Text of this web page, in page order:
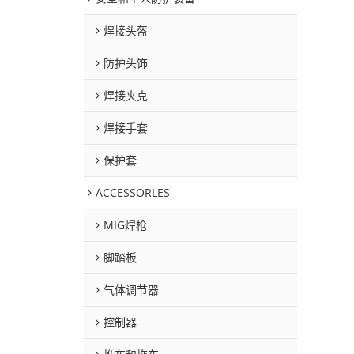
焊接头盔
防护头饰
焊接夹克
焊接手套
保护套
ACCESSORLES
MIG焊枪
脚踏板
气体调节器
控制器